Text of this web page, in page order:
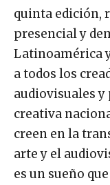
quinta edición,
presencial y
Latinoamérica
a todos los
audiovisuales
creativa
creen en la
arte y el
es un sueño